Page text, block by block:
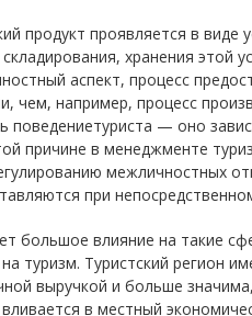
продукт проявляется в
хранения этой
аспект, процесс
чем, например, процесс
поведениетуриста — оно
причине в менеджменте
межличностных
при
большое влияние на такие
туризм. Туристский регион
выручкой и больше
в местный